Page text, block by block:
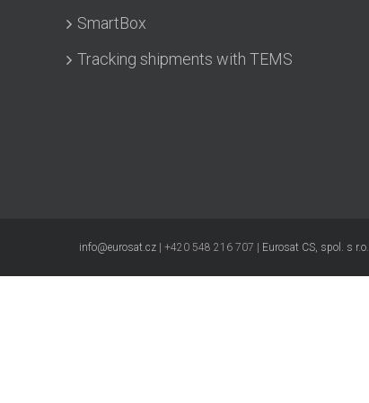
SmartBox
Tracking shipments with TEMS
info@eurosat.cz | +420 548 216 707 | Eurosat CS, spol. s r.o.